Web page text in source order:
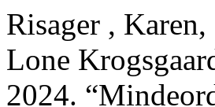
Risager ,
Lone
2024.